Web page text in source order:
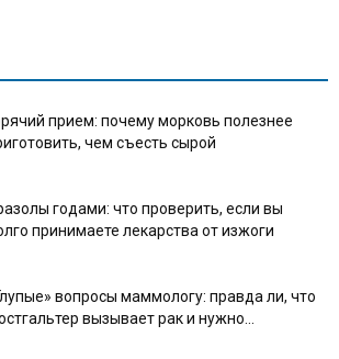
прием: почему морковь полезнее
чем съесть сырой
годами: что проверить, если вы
принимаете лекарства от изжоги
вопросы маммологу: правда ли, что
вызывает рак и нужно...